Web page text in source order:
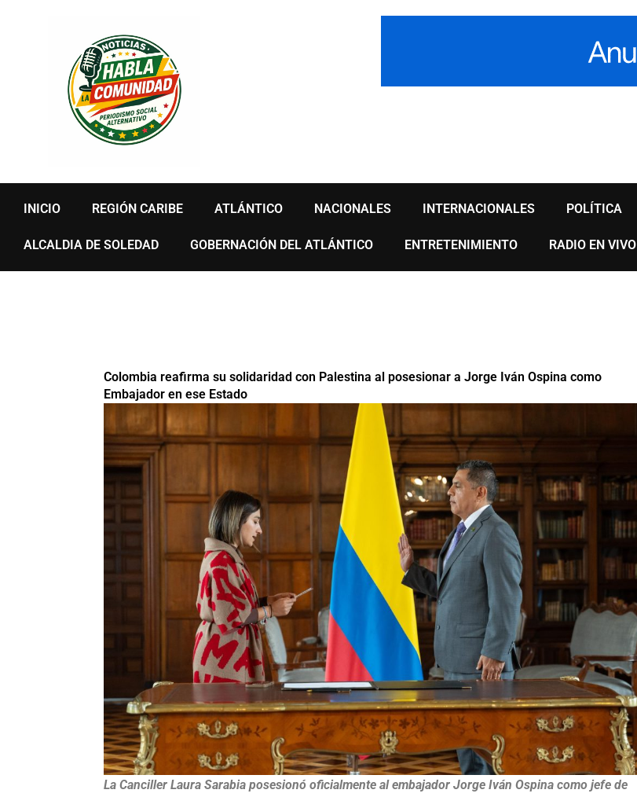
INICIO REGIÓN CARIBE ATLÁNTICO NACIONALES INTERNACIONALES POLÍTICA
ALCALDIA DE SOLEDAD GOBERNACIÓN DEL ATLÁNTICO ENTRETENIMIENTO RADIO EN VIVO
Colombia reafirma su solidaridad con Palestina al posesionar a Jorge Iván Ospina como
Embajador en ese Estado
La Canciller Laura Sarabia posesionó oficialmente al embajador Jorge Iván Ospina como jefe de